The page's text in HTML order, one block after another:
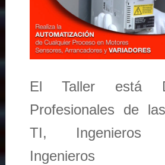
El Taller está
Profesionales de
TI, Ingenieros
Ingenieros